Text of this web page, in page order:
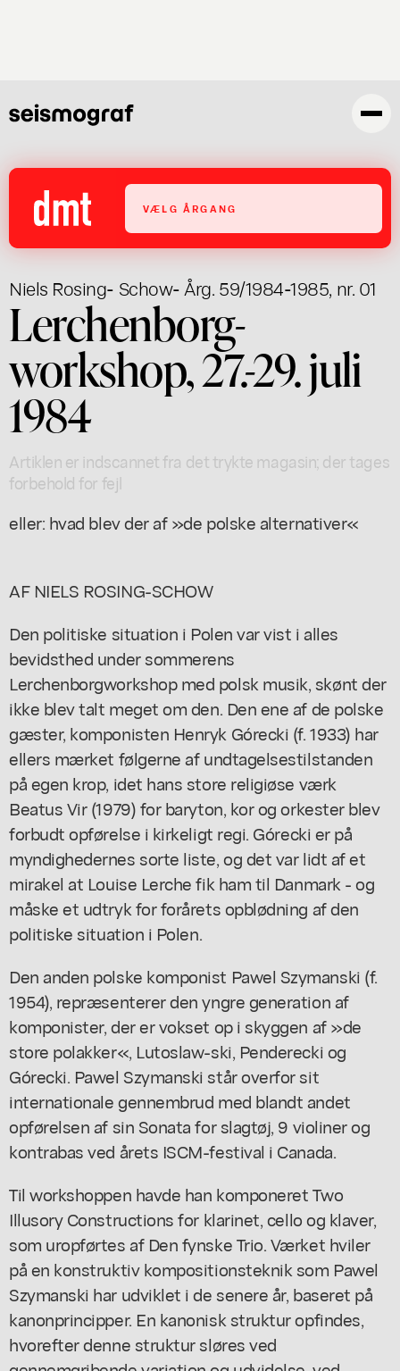
VÆLG ÅRGANG
Niels Rosing- Schow- Årg. 59/1984-1985, nr. 01
Lerchenborg-
workshop, 27.-29. juli
1984
Artiklen er indscannet fra det trykte magasin; der tages
forbehold for fejl
eller: hvad blev der af »de polske alternativer«
AF NIELS ROSING-SCHOW
Den politiske situation i Polen var vist i alles
bevidsthed under sommerens
Lerchenborgworkshop med polsk musik, skønt der
ikke blev talt meget om den. Den ene af de polske
gæster, komponisten Henryk Górecki (f. 1933) har
ellers mærket følgerne af undtagelsestilstanden
på egen krop, idet hans store religiøse værk
Beatus Vir (1979) for baryton, kor og orkester blev
forbudt opførelse i kirkeligt regi. Górecki er på
myndighedernes sorte liste, og det var lidt af et
mirakel at Louise Lerche fik ham til Danmark - og
måske et udtryk for forårets opblødning af den
politiske situation i Polen.
Den anden polske komponist Pawel Szymanski (f.
1954), repræsenterer den yngre generation af
komponister, der er vokset op i skyggen af »de
store polakker«, Lutoslaw-ski, Penderecki og
Górecki. Pawel Szymanski står overfor sit
internationale gennembrud med blandt andet
opførelsen af sin Sonata for slagtøj, 9 violiner og
kontrabas ved årets ISCM-festival i Canada.
Til workshoppen havde han komponeret Two
Illusory Constructions for klarinet, cello og klaver,
som uropførtes af Den fynske Trio. Værket hviler
på en konstruktiv kompositionsteknik som Pawel
Szymanski har udviklet i de senere år, baseret på
kanonprincipper. En kanonisk struktur opfindes,
hvorefter denne struktur sløres ved